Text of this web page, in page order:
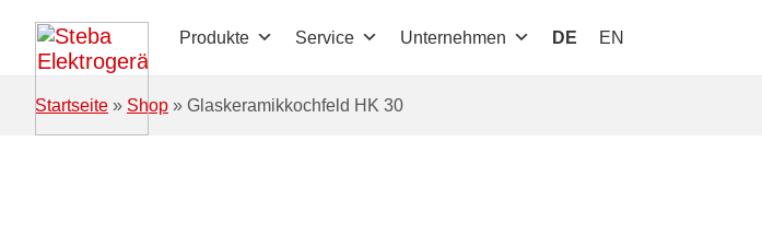
Produkte Service Unternehmen DE EN
Startseite » Shop » Glaskeramikkochfeld HK 30